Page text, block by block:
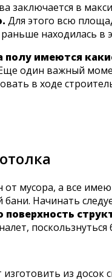
заключается в
Для этого всю
находилась
полу имеются
один важный
в ходе
от мусора, а все
Начинать
изготовить из